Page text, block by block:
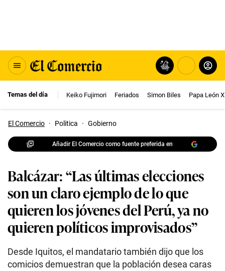
Temas del día Keiko Fujimori Feriados Simon Biles Papa León
El Comercio · Politica · Gobierno
Añadir El Comercio como fuente preferida en
Balcázar: “Las últimas elecciones
son un claro ejemplo de lo que
quieren los jóvenes del Perú, ya no
quieren políticos improvisados”
Desde Iquitos, el mandatario también dijo que los
comicios demuestran que la población desea caras